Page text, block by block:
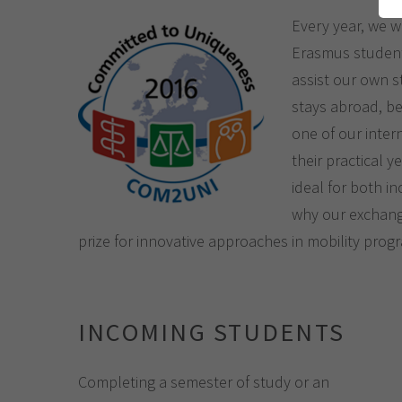
Every year, we
Erasmus
assist our own
stays abroad,
one of our
their practical
ideal for both
why our
prize for innovative approaches in mobility
INCOMING STUDENTS
Completing a semester of study or an